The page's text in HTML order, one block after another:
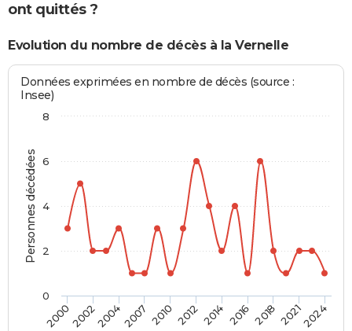
ont quittés ?
Evolution du nombre de décès à la Vernelle
Personnes décédées
Données exprimées en nombre de décès (source :
Insee)
2000200220042007 2010 2012 2014 2016 2018 20212024
0
2
4
6
8